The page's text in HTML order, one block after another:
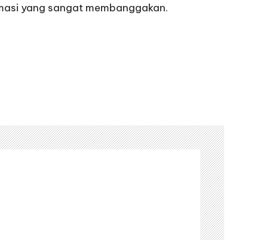
yang sangat membanggakan.